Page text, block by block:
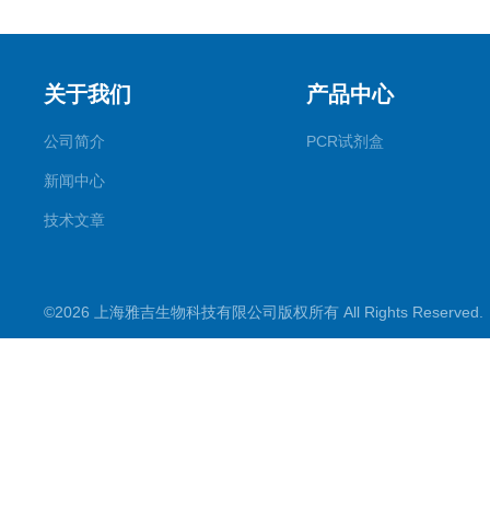
关于我们
公司简介
新闻中心
技术文章
产品中心
PCR试剂盒
©2026 上海雅吉生物科技有限公司版权所有 All Rights